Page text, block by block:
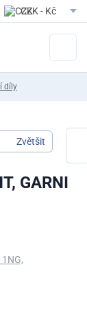
EUR - Eur
CZK - Kč
díly
Zvětšit
GARNI